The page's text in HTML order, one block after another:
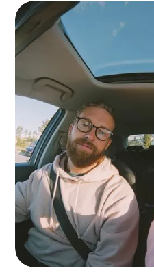
A Coruña
Lugo
Ourense
Madrid
Murcia
Navarra